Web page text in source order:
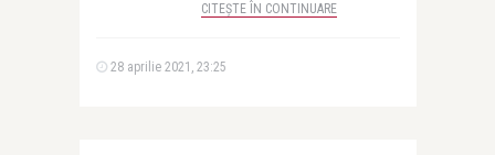
CITEȘTE ÎN CONTINUARE
28 aprilie 2021, 23:25